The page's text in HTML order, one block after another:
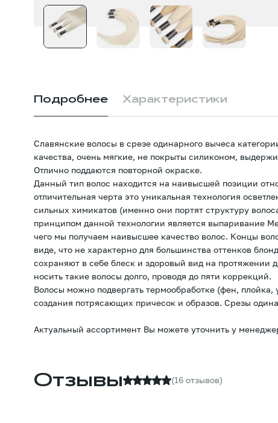
Подробнее Характеристики
Славянские волосы в срезе одинарного вычеса
качества, очень мягкие, не покрыты силиконом,
Отлично поддаются повторной окраске.
Данный тип волос находится на наивысшей позиции
отличительная черта это уникальная технология
сильных химикатов (именно они портят структуру
принципом данной технологии является выпаривание
чего мы получаем наивысшее качество волос. Концы
виде, что не характерно для большинства оттенков
сохраняют в себе блеск и здоровый вид на протяжении
носить такие волосы долго, проводя до пяти коррекций.
Волосы можно подвергать термообработке (фен,
создания потрясающих причесок и образов. Срезы
Актуальный ассортимент Вы можете уточнить у
Отзывы (16 отзывов)